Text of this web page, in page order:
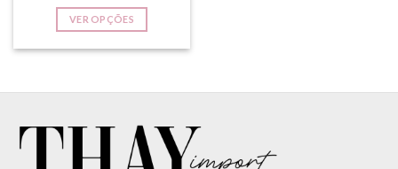
VER OPÇÕES
várias
As
opções